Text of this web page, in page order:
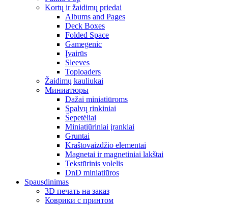
Kortų ir žaidimų priedai
Albums and Pages
Deck Boxes
Folded Space
Gamegenic
Įvairūs
Sleeves
Toploaders
Žaidimų kauliukai
Миниатюры
Dažai miniatiūroms
Spalvų rinkiniai
Šepetėliai
Miniatiūriniai įrankiai
Gruntai
Kraštovaizdžio elementai
Magnetai ir magnetiniai lakštai
Tekstūrinis volelis
DnD miniatiūros
Spausdinimas
3D печать на заказ
Коврики с принтом